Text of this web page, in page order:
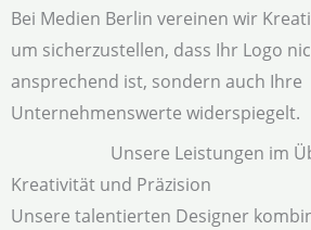
Bei Medien Berlin vereinen wir
um sicherzustellen, dass Ihr Logo
ansprechend ist, sondern auch Ihre
Unternehmenswerte widerspiegelt.
Unsere Leistungen im
Kreativität und Präzision
Unsere talentierten Designer